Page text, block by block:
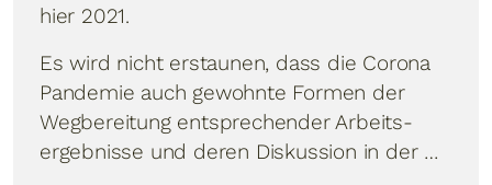
hier 2021.
Es wird nicht erstaunen, dass die Corona
Pandemie auch ge­wohn­te Formen der
Wegbereitung entsprechender Arbeits­
ergebnisse und deren Diskussion in der …